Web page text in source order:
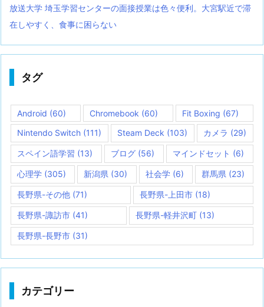
放送大学 埼玉学習センターの面接授業は色々便利。大宮駅近で滞
在しやすく、食事に困らない
タグ
Android (60) Chromebook (60) Fit Boxing (67)
Nintendo Switch (111) Steam Deck (103) カメラ (29)
スペイン語学習 (13) ブログ (56) マインドセット (6)
心理学 (305) 新潟県 (30) 社会学(6) 群馬県 (23)
長野県-その他 (71) 長野県-上田市(18)
長野県-諏訪市 (41) 長野県-軽井沢町 (13)
長野県-長野市 (31)
カテゴリー